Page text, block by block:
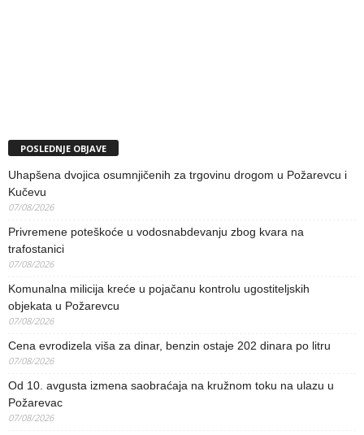
POSLEDNJE OBJAVE
Uhapšena dvojica osumnjičenih za trgovinu drogom u Požarevcu i
Kučevu
07/08/2026
Privremene poteškoće u vodosnabdevanju zbog kvara na
trafostanici
07/08/2026
Komunalna milicija kreće u pojačanu kontrolu ugostiteljskih
objekata u Požarevcu
07/08/2026
Cena evrodizela viša za dinar, benzin ostaje 202 dinara po litru
07/08/2026
Od 10. avgusta izmena saobraćaja na kružnom toku na ulazu u
Požarevac
07/08/2026